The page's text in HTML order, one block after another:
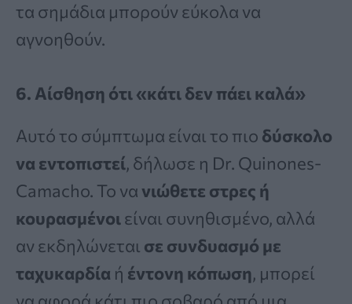
τα σημάδια μπορούν εύκολα να
αγνοηθούν.
6. Αίσθηση ότι «κάτι δεν πάει καλά»
Αυτό το σύμπτωμα είναι το πιο δύσκολο
να εντοπιστεί, δήλωσε η Dr. Quinones-
Camacho. Το νανιώθετε στρες ή
κουρασμένοιείναι συνηθισμένο, αλλά
αν εκδηλώνεται σε συνδυασμό με
ταχυκαρδία ή έντονη κόπωση, μπορεί